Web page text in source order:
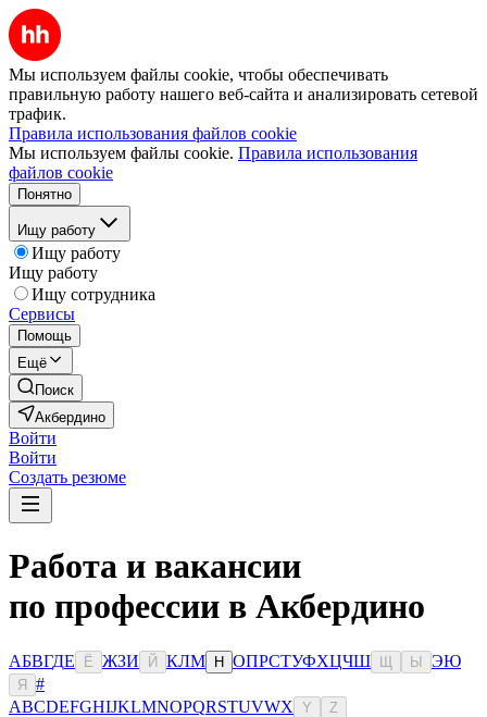
Мы используем файлы cookie, чтобы обеспечивать
правильную работу нашего веб-сайта и анализировать сетевой
трафик.
Правила использования файлов cookie
Мы используем файлы cookie. Правила использования
файлов cookie
Понятно
Ищу работу
Ищу работу
Ищу работу
Ищу сотрудника
Сервисы
Помощь
Ещё
Поиск
Акбердино
Войти
Войти
Создать резюме
Работа и вакансии
по профессии в Акбердино
АБВГДЕ Ё ЖЗИ Й КЛМ Н ОПРСТУФХЦЧШ Ы ЭЮ
Я
#
ABCDEFGHIJKLMNOPQRSTUVWX Y Z